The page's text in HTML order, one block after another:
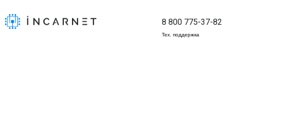
8 800 775-37-82
Тех. поддержка